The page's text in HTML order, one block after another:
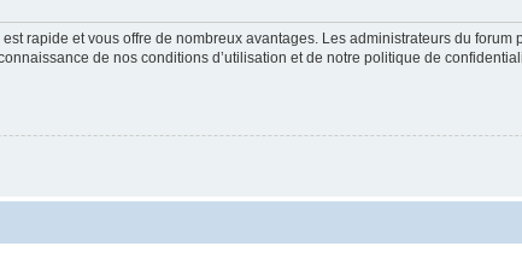
rapide et vous offre de nombreux avantages. Les administrateurs du
de nos conditions d’utilisation et de notre politique de